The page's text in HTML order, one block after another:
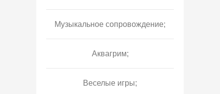
Музыкальное сопровождение;
Аквагрим;
Веселые игры;